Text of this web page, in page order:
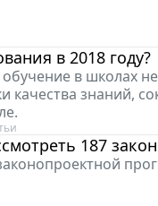
в 2018 году?
в школах
качества знаний,
187